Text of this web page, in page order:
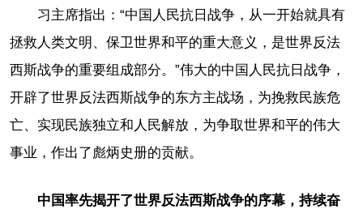
习主席指出：“中国人民抗日战争，从一开始就具有
拯救人类文明、保卫世界和平的重大意义，是世界反法
西斯战争的重要组成部分。”伟大的中国人民抗日战争，
开辟了世界反法西斯战争的东方主战场，为挽救民族危
亡、实现民族独立和人民解放，为争取世界和平的伟大
事业，作出了彪炳史册的贡献。
中国率先揭开了世界反法西斯战争的序幕，持续奋